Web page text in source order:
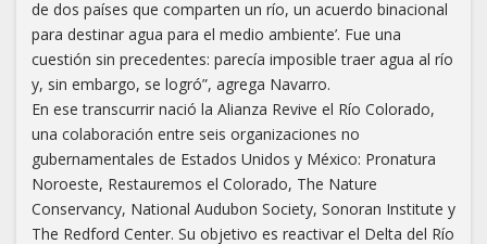
de dos países que comparten un río, un acuerdo binacional
para destinar agua para el medio ambiente’. Fue una
cuestión sin precedentes: parecía imposible traer agua al río
y, sin embargo, se logró”, agrega Navarro.
En ese transcurrir nació la Alianza Revive el Río Colorado,
una colaboración entre seis organizaciones no
gubernamentales de Estados Unidos y México: Pronatura
Noroeste, Restauremos el Colorado, The Nature
Conservancy, National Audubon Society, Sonoran Institute y
The Redford Center. Su objetivo es reactivar el Delta del Río